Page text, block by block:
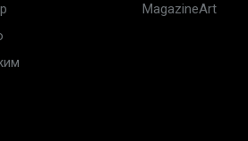
MagazineArt